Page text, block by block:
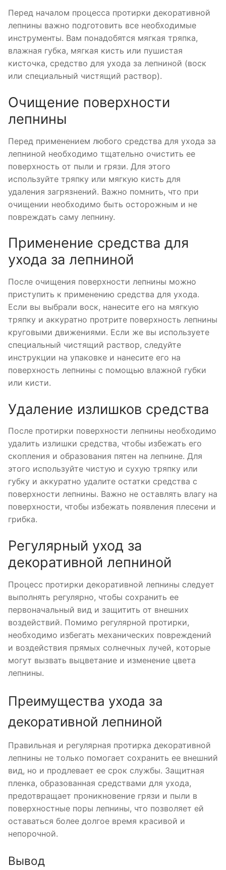
Перед началом процесса протирки декоративной
лепнины важно подготовить все необходимые
инструменты. Вам понадобятся мягкая тряпка,
влажная губка, мягкая кисть или пушистая
кисточка, средство для ухода за лепниной (воск
или специальный чистящий раствор).
Очищение поверхности
лепнины
Перед применением любого средства для ухода за
лепниной необходимо тщательно очистить ее
поверхность от пыли и грязи. Для этого
используйте тряпку или мягкую кисть для
удаления загрязнений. Важно помнить, что при
очищении необходимо быть осторожным и не
повреждать саму лепнину.
Применение средства для
ухода за лепниной
После очищения поверхности лепнины можно
приступить к применению средства для ухода.
Если вы выбрали воск, нанесите его на мягкую
тряпку и аккуратно протрите поверхность лепнины
круговыми движениями. Если же вы используете
специальный чистящий раствор, следуйте
инструкции на упаковке и нанесите его на
поверхность лепнины с помощью влажной губки
или кисти.
Удаление излишков средства
После протирки поверхности лепнины необходимо
удалить излишки средства, чтобы избежать его
скопления и образования пятен на лепнине. Для
этого используйте чистую и сухую тряпку или
губку и аккуратно удалите остатки средства с
поверхности лепнины. Важно не оставлять влагу на
поверхности, чтобы избежать появления плесени и
грибка.
Регулярный уход за
декоративной лепниной
Процесс протирки декоративной лепнины следует
выполнять регулярно, чтобы сохранить ее
первоначальный вид и защитить от внешних
воздействий. Помимо регулярной протирки,
необходимо избегать механических повреждений
и воздействия прямых солнечных лучей, которые
могут вызвать выцветание и изменение цвета
лепнины.
Преимущества ухода за
декоративной лепниной
Правильная и регулярная протирка декоративной
лепнины не только помогает сохранить ее внешний
вид, но и продлевает ее срок службы. Защитная
пленка, образованная средствами для ухода,
предотвращает проникновение грязи и пыли в
поверхностные поры лепнины, что позволяет ей
оставаться более долгое время красивой и
непорочной.
Вывод